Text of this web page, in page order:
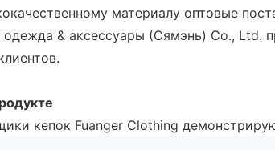
материалу оптовые
& аксессуары (Сямэнь) Co., Ltd.
кепок Fuanger Clothing